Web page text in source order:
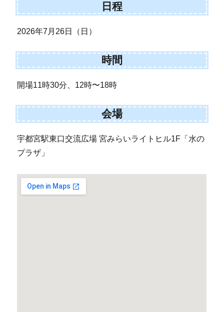
日程
2026年7月26日（日）
時間
開場11時30分、12時〜18時
会場
宇都宮駅東口交流広場 宮みらいライトヒル1F「水の
プラザ」